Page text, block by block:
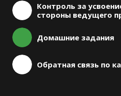
Контроль за
стороны ведущего
Домашние задания
Обратная связь по